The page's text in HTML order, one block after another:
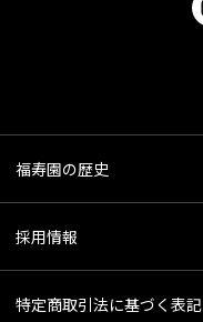
福寿園の歴史
採用情報
特定商取引法に基づく表記